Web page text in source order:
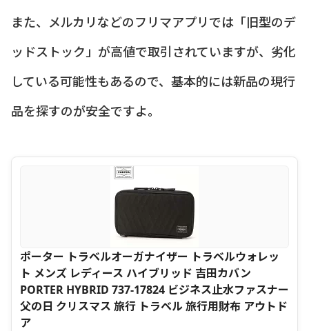
また、メルカリなどのフリマアプリでは「旧型のデ
ッドストック」が高値で取引されていますが、劣化
している可能性もあるので、基本的には新品の現行
品を探すのが安全ですよ。
ポーター トラベルオーガナイザー トラベルウォレッ
ト メンズ レディース ハイブリッド 吉田カバン
PORTER HYBRID 737-17824 ビジネス止水ファスナー
父の日 クリスマス 旅行 トラベル 旅行用財布 アウトド
ア